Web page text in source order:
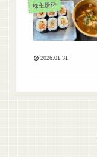
株主優待
2026.01.31